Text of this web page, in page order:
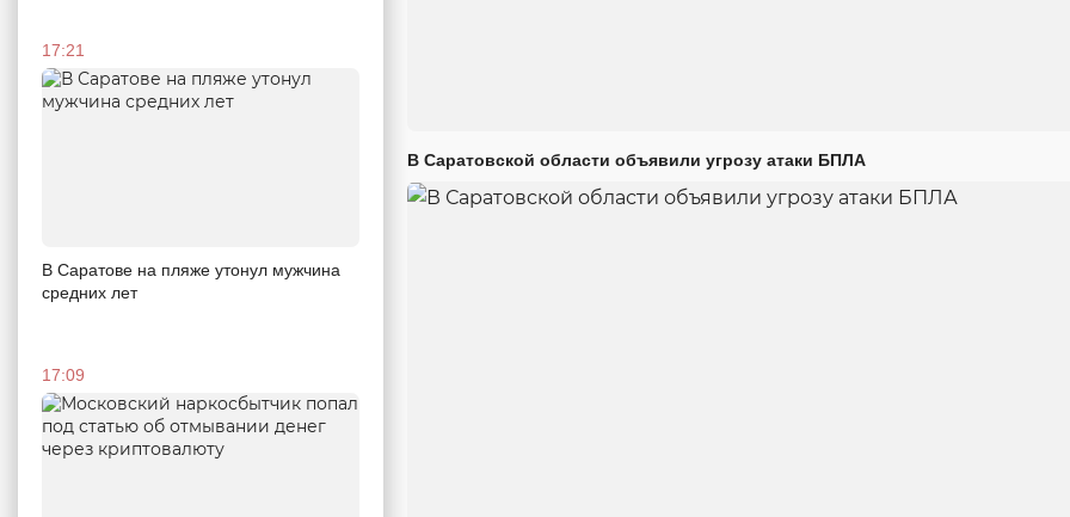
17:21
В Саратове на пляже утонул мужчина
средних лет
17:09
В Саратовской области объявили угрозу атаки БПЛА